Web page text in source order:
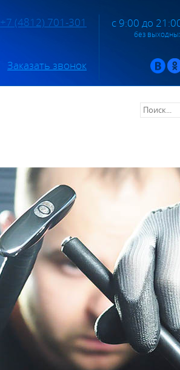
+7 (4812) 701-301
Заказать звонок
с 9:00 до
без